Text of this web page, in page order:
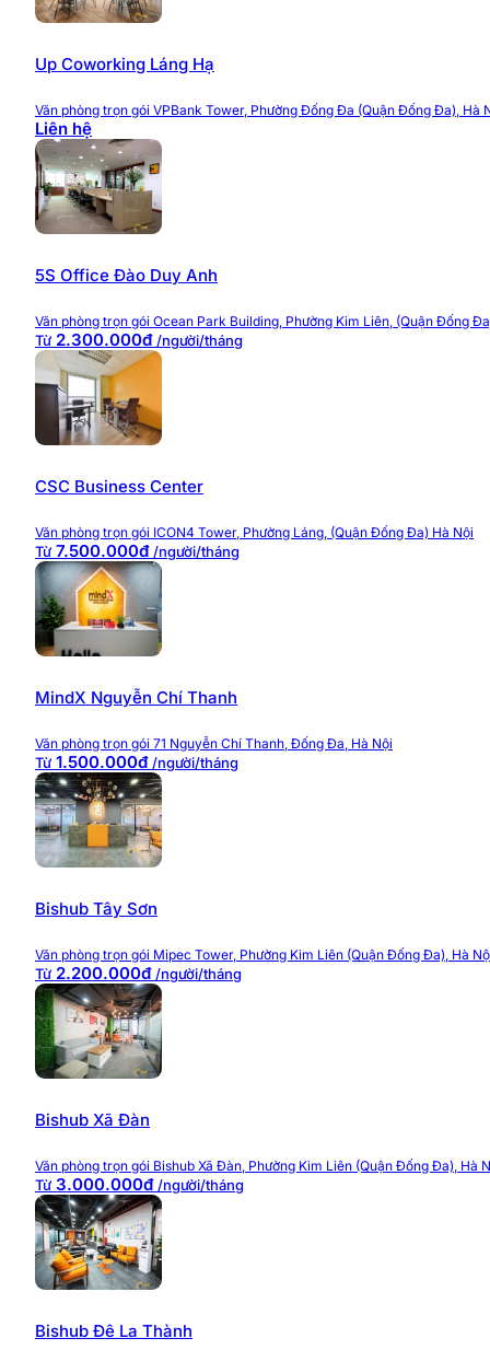
Up Coworking Láng Hạ
Văn phòng trọn gói VPBank Tower, Phường Đống Đa (Quận Đống Đa), Hà
Liên hệ
5S Office Đào Duy Anh
Văn phòng trọn gói Ocean Park Building, Phường Kim Liên, (Quận Đống
Từ 2.300.000đ /người/tháng
CSC Business Center
Văn phòng trọn gói ICON4 Tower, Phường Láng, (Quận Đống Đa) Hà Nội
Từ 7.500.000đ /người/tháng
MindX Nguyễn Chí Thanh
Văn phòng trọn gói 71 Nguyễn Chí Thanh, Đống Đa, Hà Nội
Từ 1.500.000đ/người/tháng
Bishub Tây Sơn
Văn phòng trọn gói Mipec Tower, Phường Kim Liên (Quận Đống Đa), Hà
Từ 2.200.000đ/người/tháng
Bishub Xã Đàn
Văn phòng trọn gói Bishub Xã Đàn, Phường Kim Liên (Quận Đống Đa), Hà
Từ 3.000.000đ/người/tháng
Bishub Đê La Thành